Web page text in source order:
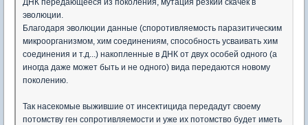
ДНК передающееся из поколения, мутация резкий скачек в
эволюции.
Благодаря эволюции данные (споротивляемость паразитическим
микроорганизмом, хим соединениям, способность усваивать хим
соединения и т.д...) накопленные в ДНК от двух особей одного (а
иногда даже может быть и не одного) вида передаются новому
поколению.
Так насекомые выжившие от инсектицида передадут своему
потомству ген сопротивляемости и уже их потомство будет иметь